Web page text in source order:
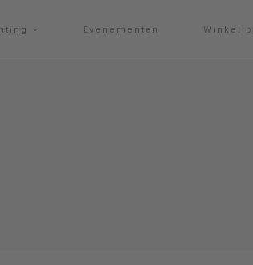
Evenementen Winkel